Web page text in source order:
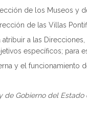
de los Museos y
de las Villas
atribuir a las
específicos; para
y el funcionamiento
de Gobierno del